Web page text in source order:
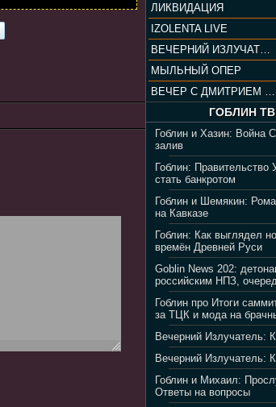
ЛИКВИДАЦИЯ
IZOLENTA LIVE
ВЕЧЕРНИЙ ИЗЛУЧАТЕЛЬ
МЫЛЬНЫЙ ОПЕР
ВЕЧЕР С ДМИТРИЕМ ПУЧКОВЫМ
ГОБЛИН
Гоблин и Хазин: Война
залив
Гоблин:
стать банкротом
Гоблин и Шемякин:
на Кавказе
Гоблин: Как выглядел
времён Древней Руси
Goblin News 202:
российским НПЗ,
Гоблин про Итоги
за ТЦК и мода на
Вечерний Излучатель:
Вечерний Излучатель:
Гоблин и Михаил:
Ответы на вопросы